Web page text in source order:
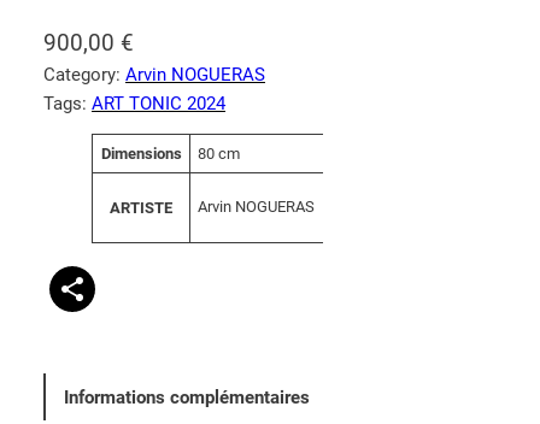
900,00 €
Category: Arvin NOGUERAS
Tags: ART TONIC 2024
A
tt
u
V
l
Dimensions 80 cm
ARTISTE Arvin NOGUERAS
Informations complémentaires